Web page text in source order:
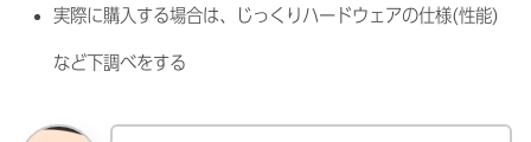
実際に購入する場合は、じっくりハードウェアの仕様(性能)
など下調べをする